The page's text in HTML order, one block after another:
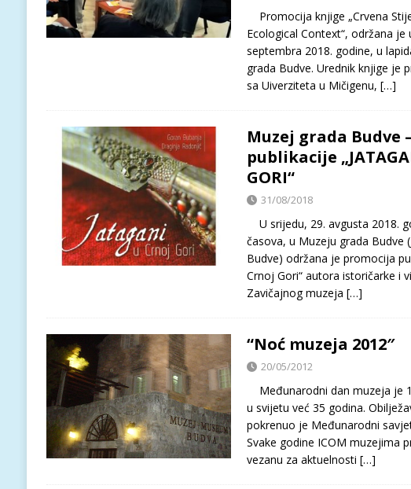
Promocija knjige „Crvena
Ecological Context“, održana je
septembra 2018. godine, u
grada Budve. Urednik knjige je
sa Uiverziteta u Mičigenu, […]
Muzej grada Budve
publikacije
GORI“
31/08/2018
U srijedu, 29. avgusta 2018.
časova, u Muzeju grada Budve
Budve) održana je promocija
Crnoj Gori“ autora istoričarke i
Zavičajnog muzeja […]
“Noć muzeja 2012″
20/05/2012
Međunarodni dan muzeja je
u svijetu već 35 godina.
pokrenuo je Međunarodni
Svake godine ICOM muzejima
vezanu za aktuelnosti […]